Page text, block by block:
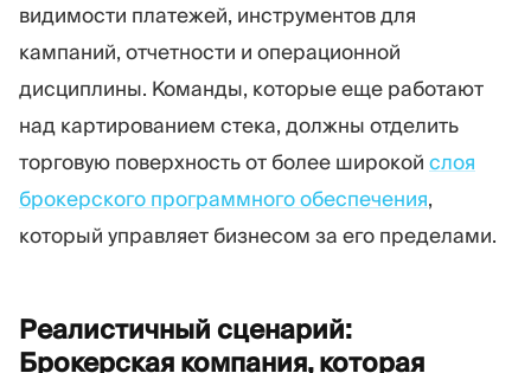
видимости платежей, инструментов для
кампаний, отчетности и операционной
дисциплины. Команды, которые еще работают
над картированием стека, должны отделить
торговую поверхность от более широкой слоя
брокерского программного обеспечения,
который управляет бизнесом за его пределами.
Реалистичный сценарий:
Брокерская компания, которая